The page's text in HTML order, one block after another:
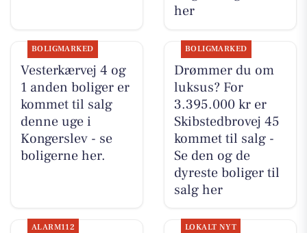
her
BOLIGMARKED
Vesterkærvej 4 og
1 anden boliger er
kommet til salg
denne uge i
Kongerslev - se
boligerne her.
BOLIGMARKED
Drømmer du om
luksus? For
3.395.000 kr er
Skibstedbrovej 45
kommet til salg -
Se den og de
dyreste boliger til
salg her
ALARM112 LOKALT NYT